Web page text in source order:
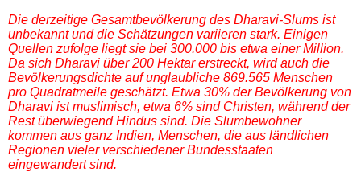
Die derzeitige Gesamtbevölkerung des Dharavi-Slums ist
unbekannt und die Schätzungen variieren stark. Einigen
Quellen zufolge liegt sie bei 300.000 bis etwa einer Million.
Da sich Dharavi über 200 Hektar erstreckt, wird auch die
Bevölkerungsdichte auf unglaubliche 869.565 Menschen
pro Quadratmeile geschätzt. Etwa 30% der Bevölkerung von
Dharavi ist muslimisch, etwa 6% sind Christen, während der
Rest überwiegend Hindus sind. Die Slumbewohner
kommen aus ganz Indien, Menschen, die aus ländlichen
Regionen vieler verschiedener Bundesstaaten
eingewandert sind.